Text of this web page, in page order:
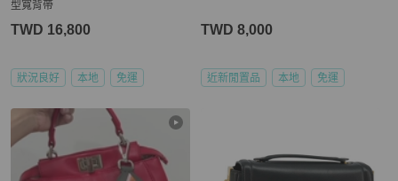
型寬背帶
TWD 16,800
狀況良好 本地 免運
TWD 8,000
近新閒置品 本地 免運